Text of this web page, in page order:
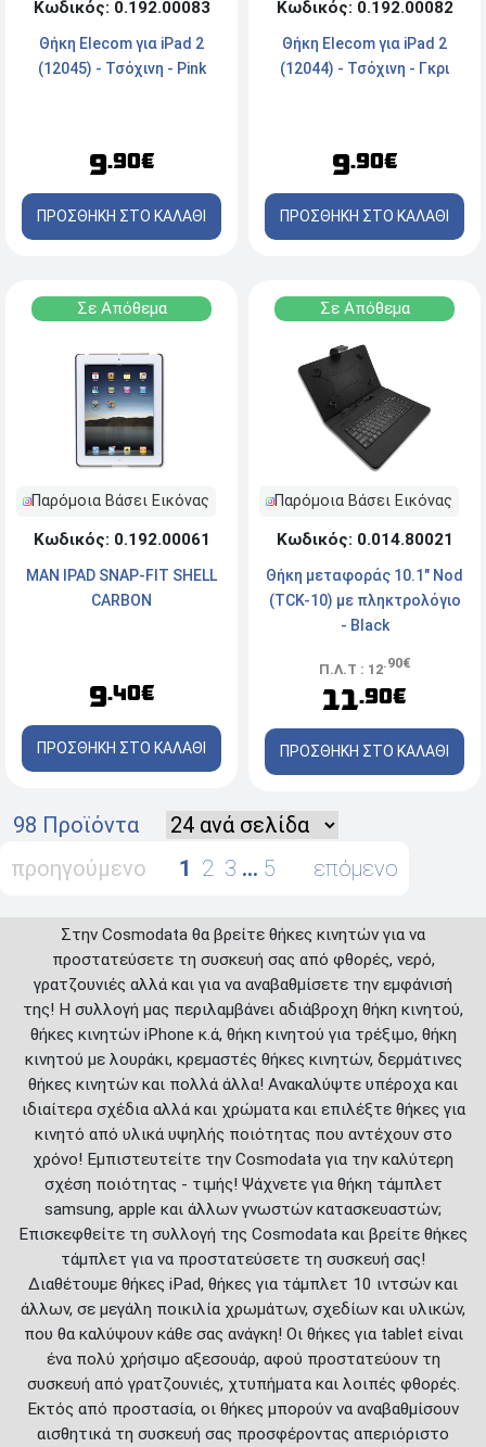
Κωδικός: 0.192.00083
Θήκη Elecom για iPad 2
(12045) - Τσόχινη - Pink
9.90€
ΠΡΟΣΘΗΚΗ ΣΤΟ ΚΑΛΑΘΙ
Κωδικός: 0.192.00082
Θήκη Elecom για iPad 2
(12044) - Τσόχινη - Γκρι
9.90€
ΠΡΟΣΘΗΚΗ ΣΤΟ ΚΑΛΑΘΙ
Σε Απόθεμα
Παρόμοια Βάσει Εικόνας
Κωδικός: 0.192.00061
MAN IPAD SNAP-FIT SHELL
CARBON
9.40€
ΠΡΟΣΘΗΚΗ ΣΤΟ ΚΑΛΑΘΙ
Σε Απόθεμα
Παρόμοια Βάσει Εικόνας
Κωδικός: 0.014.80021
Θήκη μεταφοράς 10.1" Nod
(TCK-10) με πληκτρολόγιο
- Black
Π.Λ.Τ : 12.90€
11.90€
ΠΡΟΣΘΗΚΗ ΣΤΟ ΚΑΛΑΘΙ
98 Προϊόντα
προηγούμενο
1 2 3 … 5 επόμενο
Στην Cosmodata θα βρείτε θήκες κινητών για να
προστατεύσετε τη συσκευή σας από φθορές, νερό,
γρατζουνιές αλλά και για να αναβαθμίσετε την εμφάνισή
της! Η συλλογή μας περιλαμβάνει αδιάβροχη θήκη κινητού,
θήκες κινητών iPhone κ.ά, θήκη κινητού για τρέξιμο, θήκη
κινητού με λουράκι, κρεμαστές θήκες κινητών, δερμάτινες
θήκες κινητών και πολλά άλλα! Ανακαλύψτε υπέροχα και
ιδιαίτερα σχέδια αλλά και χρώματα και επιλέξτε θήκες για
κινητό από υλικά υψηλής ποιότητας που αντέχουν στο
χρόνο! Εμπιστευτείτε την Cosmodata για την καλύτερη
σχέση ποιότητας - τιμής! Ψάχνετε για θήκη τάμπλετ
samsung, apple και άλλων γνωστών κατασκευαστών;
Επισκεφθείτε τη συλλογή της Cosmodata και βρείτε θήκες
τάμπλετ για να προστατεύσετε τη συσκευή σας!
Διαθέτουμε θήκες iPad, θήκες για τάμπλετ 10 ιντσών και
άλλων, σε μεγάλη ποικιλία χρωμάτων, σχεδίων και υλικών,
που θα καλύψουν κάθε σας ανάγκη! Οι θήκες για tablet είναι
ένα πολύ χρήσιμο αξεσουάρ, αφού προστατεύουν τη
συσκευή από γρατζουνιές, χτυπήματα και λοιπές φθορές.
Εκτός από προστασία, οι θήκες μπορούν να αναβαθμίσουν
αισθητικά τη συσκευή σας προσφέροντας απεριόριστο